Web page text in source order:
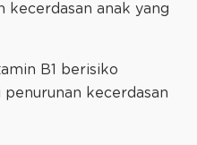
kecerdasan anak yang
B1 berisiko
kecerdasan